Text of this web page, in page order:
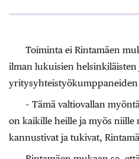
Toiminta ei Rintamäen
ilman lukuisien helsinkiläisten
– Tämä valtiovallan
on kaikille heille ja myös
kannustivat ja tukivat,